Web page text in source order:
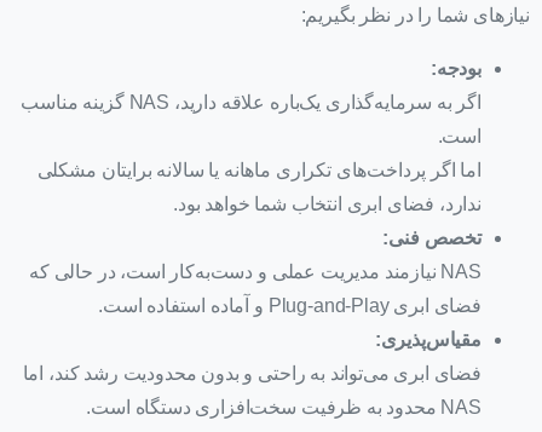
نیازهای شما را در نظر بگیریم:
بودجه:
اگر به سرمایه‌گذاری یک‌باره علاقه دارید، NAS گزینه مناسب
است.
اما اگر پرداخت‌های تکراری ماهانه یا سالانه برایتان مشکلی
ندارد، فضای ابری انتخاب شما خواهد بود.
تخصص فنی:
NAS نیازمند مدیریت عملی و دست‌به‌کار است، در حالی که
فضای ابری Plug-and-Play و آماده استفاده است.
مقیاس‌پذیری:
فضای ابری می‌تواند به راحتی و بدون محدودیت رشد کند، اما
NAS محدود به ظرفیت سخت‌افزاری دستگاه است.